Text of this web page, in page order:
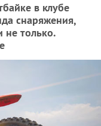
в клубе
снаряжения,
не только.